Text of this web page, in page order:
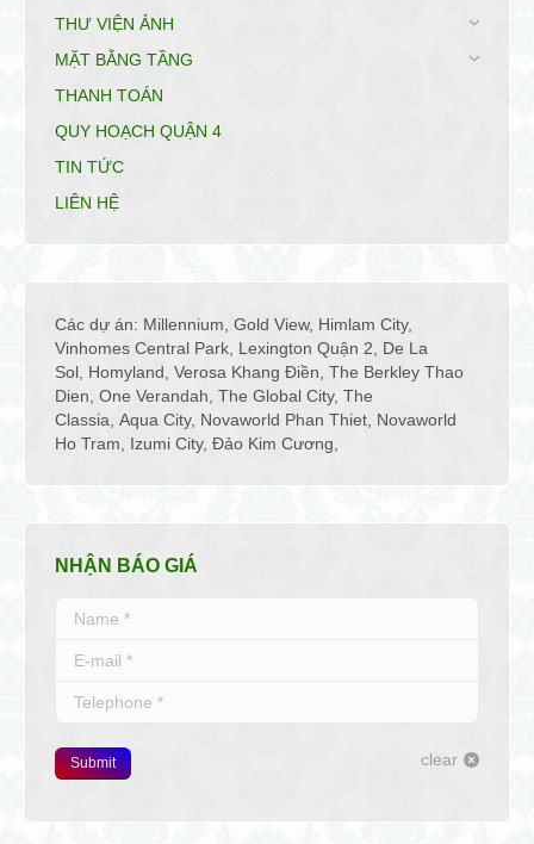
THƯ VIỆN ẢNH
MẶT BẰNG TẦNG
THANH TOÁN
QUY HOẠCH QUẬN 4
TIN TỨC
LIÊN HỆ
Các dự án: Millennium Gold View, Himlam City,
Vinhomes Central Park Lexington Quận 2
De La
Sol Homyland Verosa Khang Điền The Berkley Thao
Dien One Verandah The Global City, The
Classia Aqua City, Novaworld Phan Thiet Novaworld
Ho Tram
Izumi City, Đảo Kim Cương
NHẬN BÁO GIÁ
Name *
E-mail *
Telephone *
Submit clear